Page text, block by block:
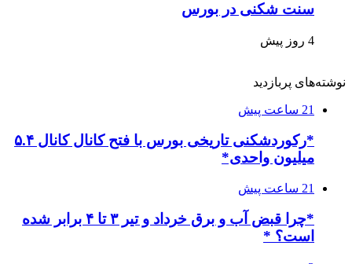
سنت شکنی در بورس
4 روز پیش
نوشته‌های پربازدید
21 ساعت پیش
*رکوردشکنی تاریخی بورس با فتح کانال کانال ۵.۴
میلیون واحدی*
21 ساعت پیش
*چرا قبض آب و برق خرداد و تیر ۳ تا ۴ برابر شده
است؟ *